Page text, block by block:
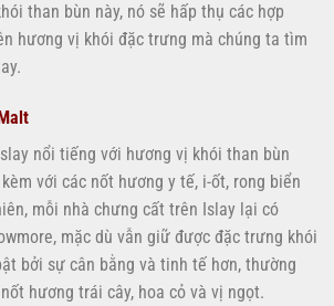
than bùn này, nó sẽ hấp thụ các hợp
hương vị khói đặc trưng mà chúng ta tìm
nổi tiếng với hương vị khói than bùn
với các nốt hương y tế, i-ốt, rong biển
mỗi nhà chưng cất trên Islay lại có
mặc dù vẫn giữ được đặc trưng khói
bởi sự cân bằng và tinh tế hơn, thường
hương trái cây, hoa cỏ và vị ngọt.